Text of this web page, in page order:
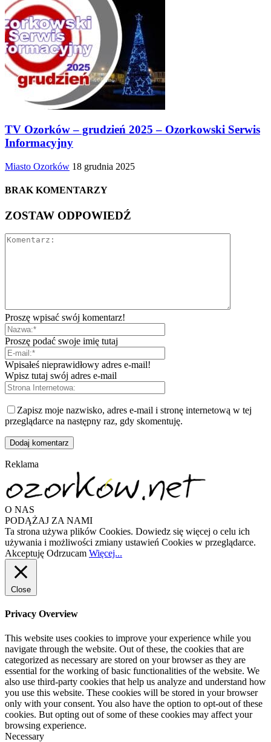
TV Ozorków – grudzień 2025 – Ozorkowski Serwis
Informacyjny
Miasto Ozorków 18 grudnia 2025
BRAK KOMENTARZY
ZOSTAW ODPOWIEDŹ
Proszę wpisać swój komentarz!
Proszę podać swoje imię tutaj
Wpisałeś nieprawidłowy adres e-mail!
Wpisz tutaj swój adres e-mail
Zapisz moje nazwisko, adres e-mail i stronę internetową w tej
przeglądarce na następny raz, gdy skomentuję.
Reklama
O NAS
PODĄŻAJ ZA NAMI
Ta strona używa plików Cookies. Dowiedz się więcej o celu ich
używania i możliwości zmiany ustawień Cookies w przeglądarce.
Akceptuję Odrzucam Więcej...
Close
Privacy Overview
This website uses cookies to improve your experience while you
navigate through the website. Out of these, the cookies that are
categorized as necessary are stored on your browser as they are
essential for the working of basic functionalities of the website. We
also use third-party cookies that help us analyze and understand how
you use this website. These cookies will be stored in your browser
only with your consent. You also have the option to opt-out of these
cookies. But opting out of some of these cookies may affect your
browsing experience.
Necessary